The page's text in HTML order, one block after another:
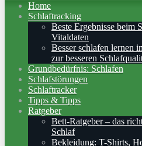
Home
Schlaftracking
Beste Ergebnisse beim
Vitaldaten
Besser schlafen lernen
zur besseren
Grundbedürfnis: Schlafen
Schlafstörungen
Schlaftracker
Tipps & Tipps
Ratgeber
Bett-Ratgeber – das
Schlaf
Bekleidung: T-Shirts,